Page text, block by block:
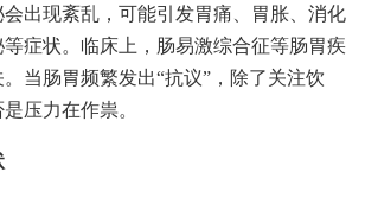
出现紊乱，可能引发胃痛、胃胀、消化
症状。临床上，肠易激综合征等肠胃疾
当肠胃频繁发出“抗议”，除了关注饮
压力在作祟。